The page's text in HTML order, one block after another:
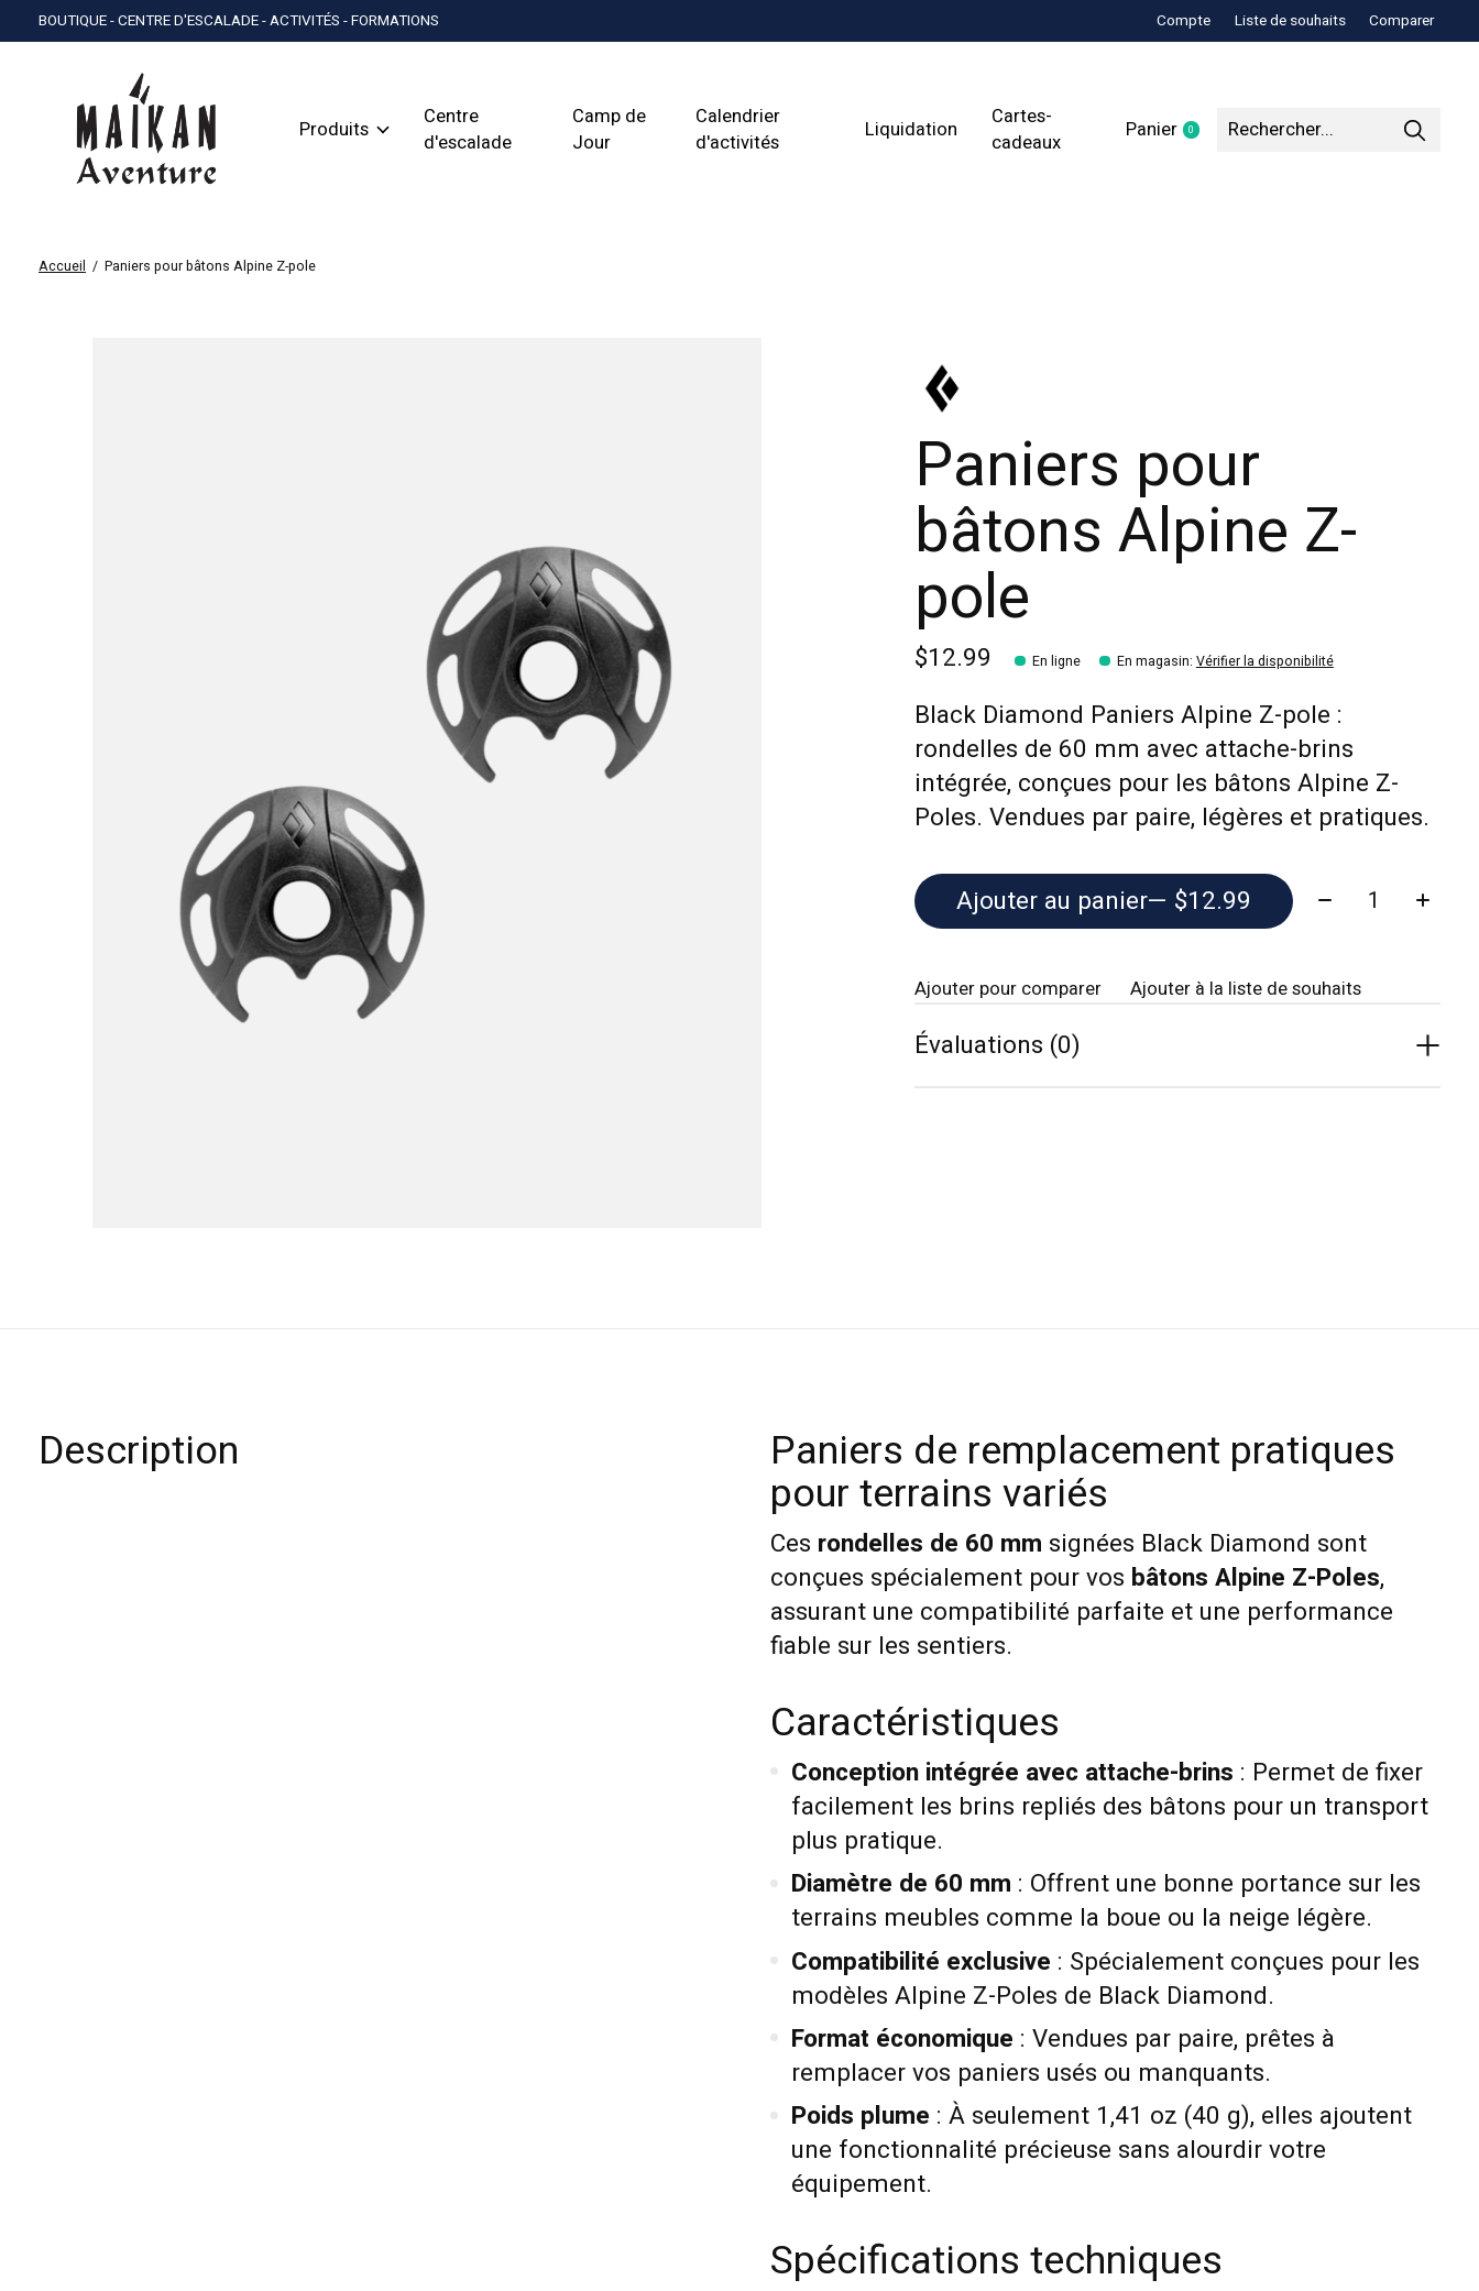
BOUTIQUE - CENTRE D'ESCALADE - ACTIVITÉS - FORMATIONS Compte Liste de souhaits Comparer
Produits
Centre
d'escalade
Camp de
Jour
Calendrier
d'activités
Liquidation
Cartes-
cadeaux
Panier 0items
Accueil / Paniers pour bâtons Alpine Z-pole
Paniers pour
bâtons Alpine Z-
pole
$12.99 En ligne En magasin: Vérifier la disponibilité
Black Diamond Paniers Alpine Z-pole :
rondelles de 60 mm avec attache-brins
intégrée, conçues pour les bâtons Alpine Z-
Poles. Vendues par paire, légères et pratiques.
Ajouter au panier — $12.99 Quantité:
Ajouter pour comparer Ajouter à la liste de souhaits
Évaluations (0)
Description Paniers de remplacement pratiques
pour terrains variés
Ces rondelles de 60 mm signées Black Diamond sont
conçues spécialement pour vos bâtons Alpine Z-Poles,
assurant une compatibilité parfaite et une performance
fiable sur les sentiers.
Caractéristiques
Conception intégrée avec attache-brins : Permet de fixer
facilement les brins repliés des bâtons pour un transport
plus pratique.
Diamètre de 60 mm : Offrent une bonne portance sur les
terrains meubles comme la boue ou la neige légère.
Compatibilité exclusive : Spécialement conçues pour les
modèles Alpine Z-Poles de Black Diamond.
Format économique : Vendues par paire, prêtes à
remplacer vos paniers usés ou manquants.
Poids plume : À seulement 1,41 oz (40 g), elles ajoutent
une fonctionnalité précieuse sans alourdir votre
équipement.
Spécifications techniques